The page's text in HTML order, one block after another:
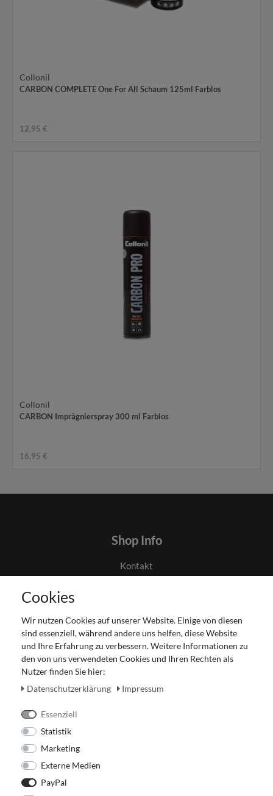
Collonil
CARBON COMPLETE One For All Schaum 125ml Farblos
12,95 €
Collonil
CARBON Imprägnierspray 300 ml Farblos
16,95 €
Shop Info
Kontakt
Impressum
Widerrufsrecht
Zahlung und Versand
Unser Ladengeschäft
Cookies
Wir nutzen Cookies auf unserer Website. Einige von diesen
sind essenziell, während andere uns helfen, diese Website
und Ihre Erfahrung zu verbessern. Weitere Informationen zu
den von uns verwendeten Cookies und Ihren Rechten als
Nutzer finden Sie hier:
Daten­schutz­erklärung
Impressum
Essenziell
Statistik
Marketing
Externe Medien
PayPal